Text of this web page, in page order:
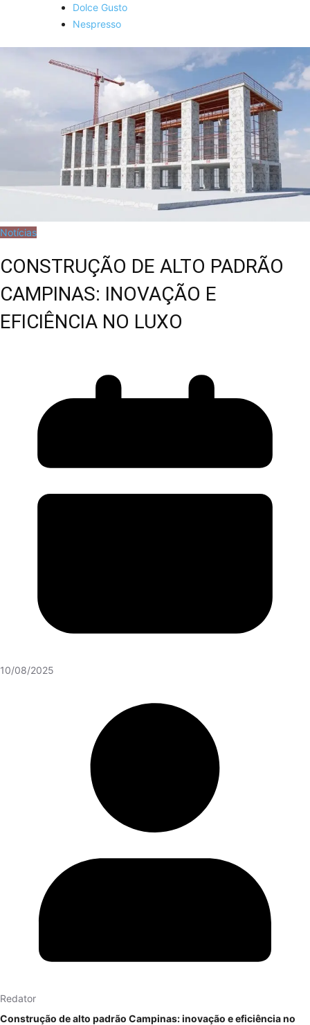
Dolce Gusto
Nespresso
Notícias
CONSTRUÇÃO DE ALTO PADRÃO
CAMPINAS: INOVAÇÃO E
EFICIÊNCIA NO LUXO
10/08/2025
Redator
Construção de alto padrão Campinas: inovação e eficiência no